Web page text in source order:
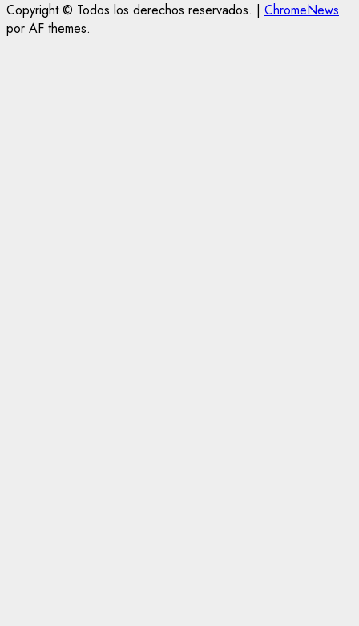
Copyright © Todos los derechos reservados. | ChromeNews
por AF themes.